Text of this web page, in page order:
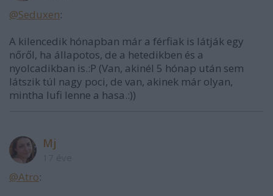
@Seduxen:
A kilencedik hónapban már a férfiak is látják egy
nőről, ha állapotos, de a hetedikben és a
nyolcadikban is.:P (Van, akinél 5 hónap után sem
látszik túl nagy poci, de van, akinek már olyan,
mintha lufi lenne a hasa.:))
Mj
@Atro: